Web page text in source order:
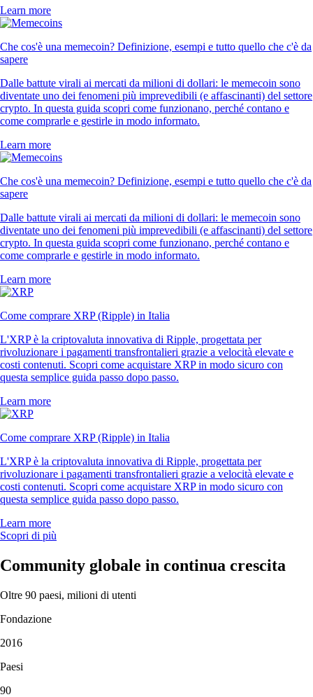
Learn more
Che cos'è una memecoin? Definizione, esempi e tutto quello che c'è da
sapere
Dalle battute virali ai mercati da milioni di dollari: le memecoin sono
diventate uno dei fenomeni più imprevedibili (e affascinanti) del settore
crypto. In questa guida scopri come funzionano, perché contano e
come comprarle e gestirle in modo informato.
Learn more
Che cos'è una memecoin? Definizione, esempi e tutto quello che c'è da
sapere
Dalle battute virali ai mercati da milioni di dollari: le memecoin sono
diventate uno dei fenomeni più imprevedibili (e affascinanti) del settore
crypto. In questa guida scopri come funzionano, perché contano e
come comprarle e gestirle in modo informato.
Learn more
Come comprare XRP (Ripple) in Italia
L'XRP è la criptovaluta innovativa di Ripple, progettata per
rivoluzionare i pagamenti transfrontalieri grazie a velocità elevate e
costi contenuti. Scopri come acquistare XRP in modo sicuro con
questa semplice guida passo dopo passo.
Learn more
Come comprare XRP (Ripple) in Italia
L'XRP è la criptovaluta innovativa di Ripple, progettata per
rivoluzionare i pagamenti transfrontalieri grazie a velocità elevate e
costi contenuti. Scopri come acquistare XRP in modo sicuro con
questa semplice guida passo dopo passo.
Learn more
Scopri di più
Community globale in continua crescita
Oltre 90 paesi, milioni di utenti
Fondazione
2016
Paesi
90